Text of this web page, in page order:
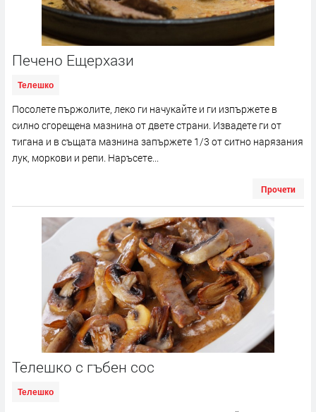
Печено Ещерхази
Телешко
Посолете пържолите, леко ги начукайте и ги изпържете в
силно сгорещена мазнина от двете страни. Извадете ги от
тигана и в същата мазнина запържете 1/3 от ситно нарязания
лук, моркови и репи. Наръсете...
Прочети
Телешко с гъбен сос
Телешко